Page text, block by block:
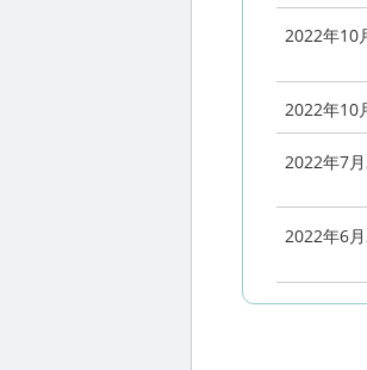
2021年3
2021年2
2021年2
2021年2
2020年10
2022年10
2022年10
2022年7
2022年6